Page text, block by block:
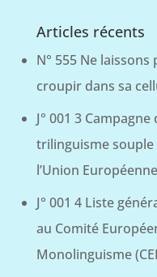
Articles récents
N° 555 Ne laissons
croupir dans sa
J° 001 3
trilinguisme
l’Union
J° 001 4 Liste
au Comité
Monolinguisme